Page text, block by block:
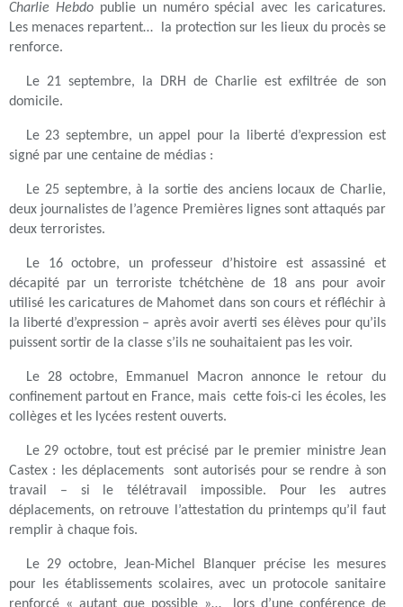
Charlie Hebdopublie un numéro spécial avec les caricatures.
Les menaces repartent… la protection sur les lieux du procès se
renforce.
Le 21 septembre, la DRH de Charlie est exfiltrée de son
domicile.
Le 23 septembre, un appel pour la liberté d’expression est
signé par une centaine de médias :
Le 25 septembre, à la sortie des anciens locaux de Charlie,
deux journalistes de l’agence Premières lignes sont attaqués par
deux terroristes.
Le 16 octobre, un professeur d’histoire est assassiné et
décapité par un terroriste tchétchène de 18 ans pour avoir
utilisé les caricatures de Mahomet dans son cours et réfléchir à
la liberté d’expression – après avoir averti ses élèves pour qu’ils
puissent sortir de la classe s’ils ne souhaitaient pas les voir.
Le 28 octobre, Emmanuel Macron annonce le retour du
confinement partout en France, mais cette fois-ci les écoles, les
collèges et les lycées restent ouverts.
Le 29 octobre, tout est précisé par le premier ministre Jean
Castex : les déplacements sont autorisés pour se rendre à son
travail – si le télétravail impossible. Pour les autres
déplacements, on retrouve l’attestation du printemps qu’il faut
remplir à chaque fois.
Le 29 octobre, Jean-Michel Blanquer précise les mesures
pour les établissements scolaires, avec un protocole sanitaire